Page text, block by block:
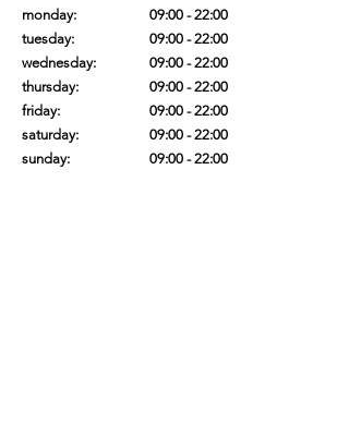
monday:
09:00 - 22:00
tuesday:
09:00 - 22:00
wednesday:
09:00 - 22:00
thursday:
09:00 - 22:00
friday:
09:00 - 22:00
saturday:
09:00 - 22:00
sunday:
09:00 - 22:00